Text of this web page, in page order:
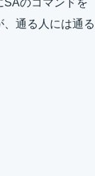
SAのコマンドを
通る人には通る